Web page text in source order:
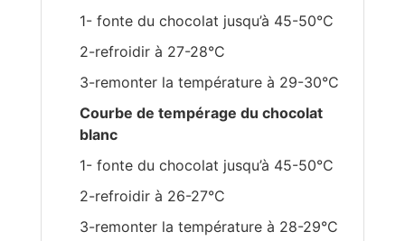
1- fonte du chocolat jusqu’à 45-50°C
2-refroidir à 27-28°C
3-remonter la température à 29-30°C
Courbe de tempérage du chocolat
blanc
1- fonte du chocolat jusqu’à 45-50°C
2-refroidir à 26-27°C
3-remonter la température à 28-29°C